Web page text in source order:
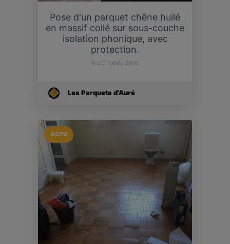
Pose d'un parquet chêne huilé
en massif collé sur sous-couche
isolation phonique, avec
protection.
6 OCTOBRE 2016
Les Parquets d'Auré
ACTU